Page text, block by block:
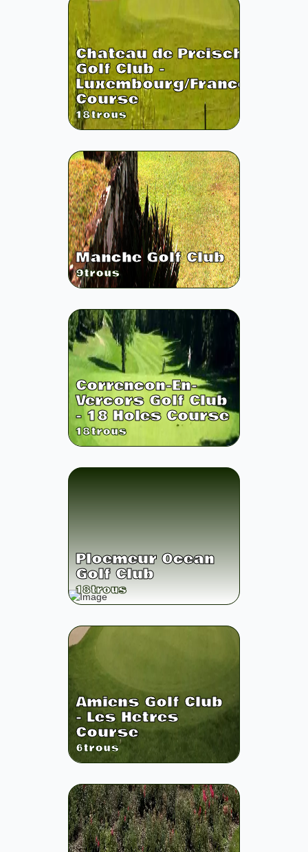
Chateau de Preisch
Golf Club -
Luxembourg/France
Course
18trous
Manche Golf Club
9trous
Correncon-En-
Vercors Golf Club
- 18 Holes Course
18trous
Ploemeur Ocean
Golf Club
18trous
Amiens Golf Club
- Les Hetres
Course
6trous